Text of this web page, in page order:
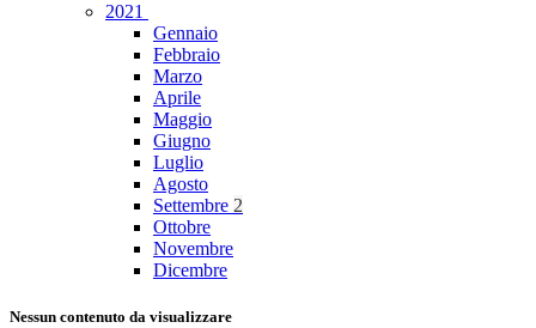
2021
Gennaio
Febbraio
Marzo
Aprile
Maggio
Giugno
Luglio
Agosto
Settembre 2
Ottobre
Novembre
Dicembre
Nessun contenuto da visualizzare